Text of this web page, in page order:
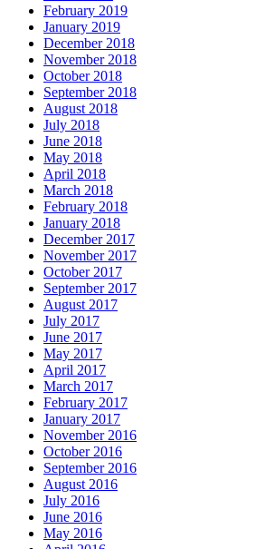
February 2019
January 2019
December 2018
November 2018
October 2018
September 2018
August 2018
July 2018
June 2018
May 2018
April 2018
March 2018
February 2018
January 2018
December 2017
November 2017
October 2017
September 2017
August 2017
July 2017
June 2017
May 2017
April 2017
March 2017
February 2017
January 2017
November 2016
October 2016
September 2016
August 2016
July 2016
June 2016
May 2016